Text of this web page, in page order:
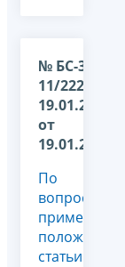
№ БС-36-
11/222@
19.01.2026
от
19.01.2026
По
вопросу
применения
положений
статьи 9